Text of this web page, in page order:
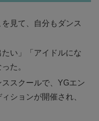
見て、自分もダンス
い」「アイドルにな
た。
スクールで、YGエン
ションが開催され、